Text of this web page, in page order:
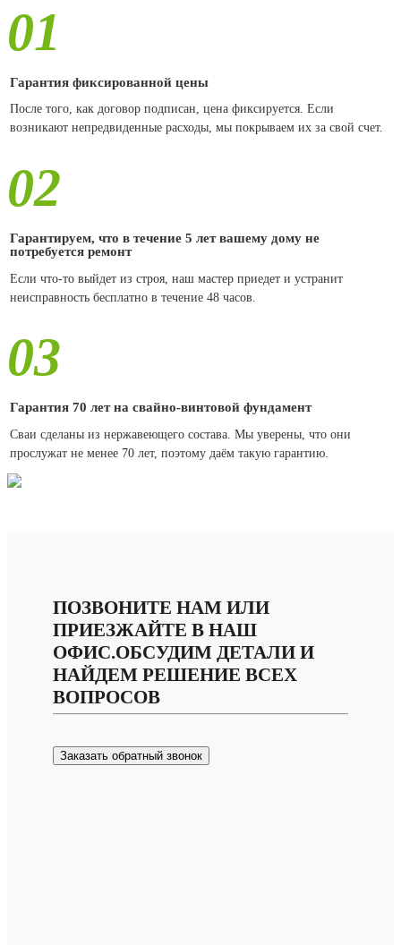
01
Гарантия фиксированной цены
После того, как договор подписан, цена фиксируется. Если
возникают непредвиденные расходы, мы покрываем их за свой счет.
02
Гарантируем, что в течение 5 лет вашему дому не
потребуется ремонт
Если что-то выйдет из строя, наш мастер приедет и устранит
неисправность бесплатно в течение 48 часов.
03
Гарантия 70 лет на свайно-винтовой фундамент
Сваи сделаны из нержавеющего состава. Мы уверены, что они
прослужат не менее 70 лет, поэтому даём такую гарантию.
ПОЗВОНИТЕ НАМ ИЛИ
ПРИЕЗЖАЙТЕ В НАШ
ОФИС.ОБСУДИМ ДЕТАЛИ И
НАЙДЕМ РЕШЕНИЕ ВСЕХ
ВОПРОСОВ
Заказать обратный звонок